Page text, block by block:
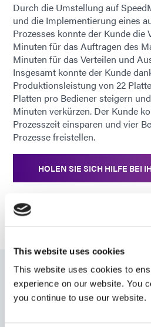
This website uses cookies
This website uses cookies to
experience on our website. You
you continue to use our website.
Durch die Umstellung auf
und die Implementierung eines
Prozesses konnte der Kunde die
Minuten für das Auftragen des
Minuten für das Verteilen und
Insgesamt konnte der Kunde
Produktionsleistung von 22
Platten pro Bediener steigern
Minuten verkürzen. Der Kunde
Prozesszeit einsparen und vier
Prozesse freistellen.
HOLEN SIE SICH HILFE BEI
Verwandte